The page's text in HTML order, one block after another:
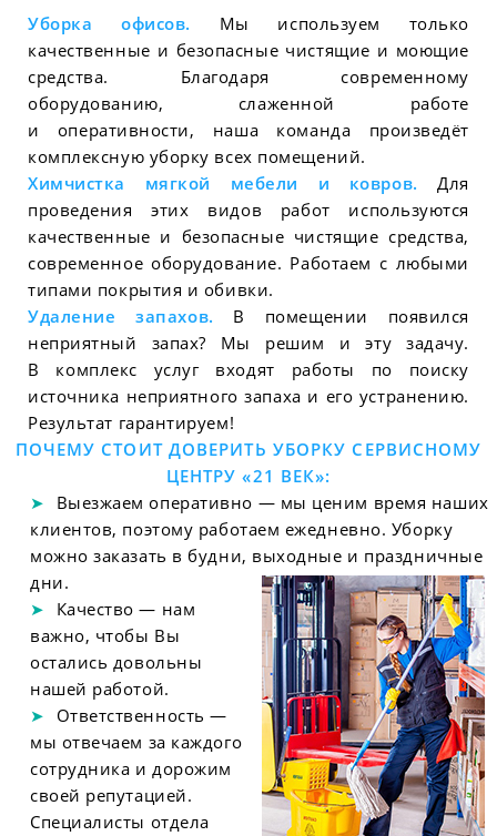
Уборка офисов. Мы используем только
качественные и безопасные чистящие и моющие
средства. Благодаря современному
оборудованию, слаженной работе
и оперативности, наша команда произведёт
комплексную уборку всех помещений.
Химчистка мягкой мебели и ковров. Для
проведения этих видов работ используются
качественные и безопасные чистящие средства,
современное оборудование. Работаем с любыми
типами покрытия и обивки.
Удаление запахов. В помещении появился
неприятный запах? Мы решим и эту задачу.
В комплекс услуг входят работы по поиску
источника неприятного запаха и его устранению.
Результат гарантируем!
ПОЧЕМУ СТОИТ ДОВЕРИТЬ УБОРКУ СЕРВИСНОМУ
ЦЕНТРУ«21 ВЕК»:
Выезжаем оперативно — мы ценим время наших
клиентов, поэтому работаем ежедневно. Уборку
можно заказать в будни, выходные и праздничные
дни.
Качество — нам
важно, чтобы Вы
остались довольны
нашей работой.
Ответственность —
мы отвечаем за каждого
сотрудника и дорожим
своей репутацией.
Специалисты отдела